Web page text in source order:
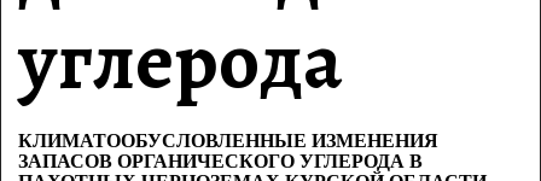
углерода
КЛИМАТООБУСЛОВЛЕННЫЕ ИЗМЕНЕНИЯ
ЗАПАСОВ ОРГАНИЧЕСКОГО УГЛЕРОДА В